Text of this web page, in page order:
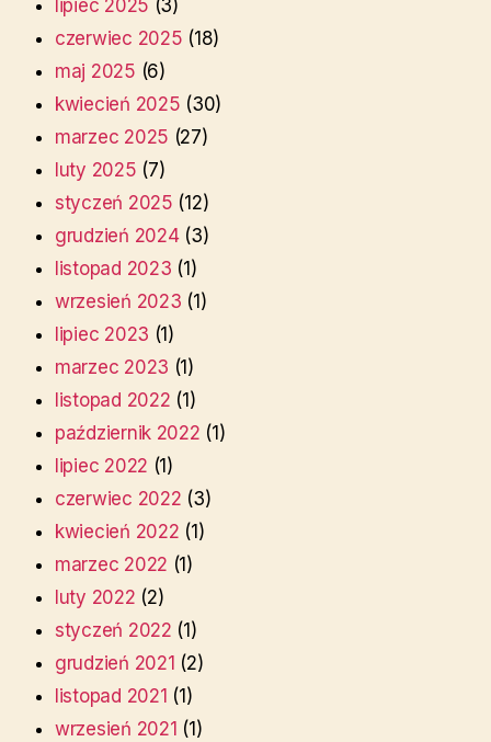
lipiec 2025 (3)
czerwiec 2025 (18)
maj 2025 (6)
kwiecień 2025 (30)
marzec 2025 (27)
luty 2025 (7)
styczeń 2025 (12)
grudzień 2024(3)
listopad 2023 (1)
wrzesień 2023 (1)
lipiec 2023 (1)
marzec 2023 (1)
listopad 2022 (1)
październik 2022 (1)
lipiec 2022 (1)
czerwiec 2022 (3)
kwiecień 2022 (1)
marzec 2022 (1)
luty 2022 (2)
styczeń 2022 (1)
grudzień 2021 (2)
listopad 2021 (1)
wrzesień 2021 (1)